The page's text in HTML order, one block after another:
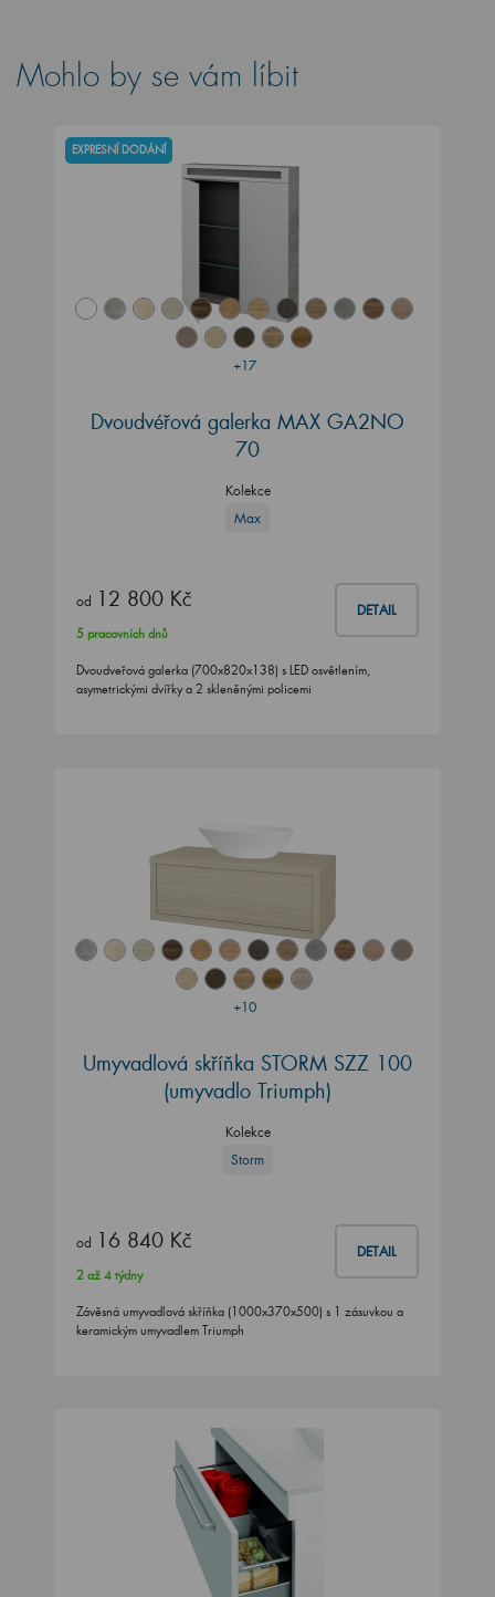
Mohlo by se vám líbit
+17
EXPRESNÍ DODÁNÍ
Dvoudvéřová galerka MAX GA2NO
70
Kolekce
Max
od 12 800 Kč DETAIL
5 pracovních dnů
Dvoudveřová galerka (700x820x138) s LED osvětlením,
asymetrickými dvířky a 2 skleněnými policemi
+10
Umyvadlová skříňka STORM SZZ 100
(umyvadlo Triumph)
Kolekce
Storm
od 16 840 Kč DETAIL
2 až 4 týdny
Závěsná umyvadlová skříňka (1000x370x500) s 1 zásuvkou a
keramickým umyvadlem Triumph